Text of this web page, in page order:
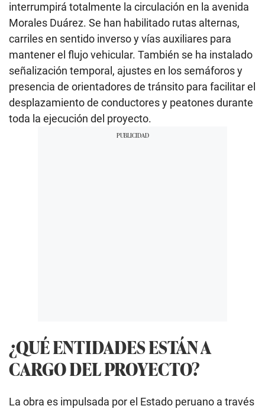
interrumpirá totalmente la circulación en la avenida
Morales Duárez. Se han habilitado rutas alternas,
carriles en sentido inverso y vías auxiliares para
mantener el flujo vehicular. También se ha instalado
señalización temporal, ajustes en los semáforos y
presencia de orientadores de tránsito para facilitar el
desplazamiento de conductores y peatones durante
toda la ejecución del proyecto.
¿QUÉ ENTIDADES ESTÁN A
CARGO DEL PROYECTO?
La obra es impulsada por el Estado peruano a través